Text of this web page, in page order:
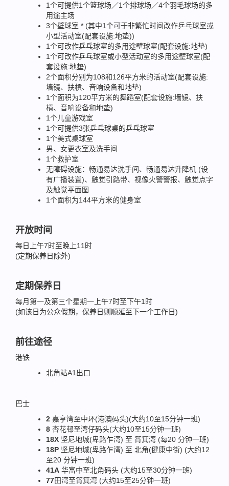
1个可提供1个篮球场／1个排球场／4个羽毛球场的多
用途主场
3个壁球室 * (其中1个可于非繁忙时间改作乒乓球室或
小型活动室(配套设施:地垫))
1个可改作乒乓球室的多用途壁球室(配套设施:地垫)
1个可改作乒乓球室或小型活动室的多用途壁球室(配
套设施:地垫)
2个面积分别为108和126平方米的活动室(配套设施:
墙镜、扶槓、音响设备和地垫)
1个面积为120平方米的舞蹈室(配套设施:墙镜、扶
槓、音响设备和地垫)
1个儿童游戏室
1个可提供3张乒乓球桌的乒乓球室
1个美式桌球室
男、女更衣室及洗手间
1个救护室
无障碍设施：畅通易达洗手间、畅通易达升降机 (设
有广播装置)、触觉引路带、视像火警警报、触觉点字
及触觉平面图
1个面积为144平方米的健身室
开放时间
每日上午7时至晚上11时
(定期保养日除外)
定期保养日
每月第一及第三个星期一上午7时至下午1时
(如该日为公众假期，保养日则顺延至下一个工作日)
前往途径
港铁
北角站A1出口
巴士
2 嘉亨湾至中环(港澳码头)(大约10至15分钟一班)
8 杏花邨至湾仔码头(大约10至15分钟一班)
18X 坚尼地城(卑路乍湾) 至 筲箕湾 (每20 分钟一班)
18P 坚尼地城(卑路乍湾) 至 北角(健康中街) (大约12
至20 分钟一班)
41A 华富中至北角码头 (大约15至30分钟一班)
77田湾至筲箕湾 (大约15至25分钟一班)